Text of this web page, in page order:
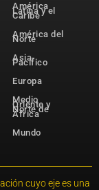
América
Latina y el
Caribe
América del
Norte
Asia-
Pacífico
Europa
Medio
Oriente y
Norte de
África
Mundo
cuyo eje es una